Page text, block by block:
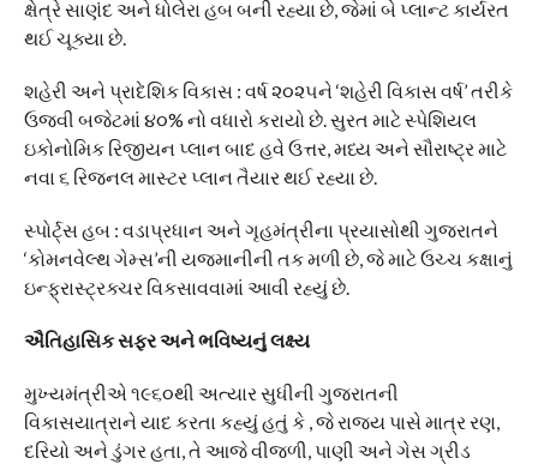
ક્ષેત્રે સાણંદ અને ધોલેરા હબ બની રહ્યા છે, જેમાં બે પ્લાન્ટ કાર્યરત
થઈ ચૂક્યા છે.
​શહેરી અને પ્રાદેશિક વિકાસ : વર્ષ ૨૦૨૫ને ‘શહેરી વિકાસ વર્ષ’ તરીકે
ઉજવી બજેટમાં ૪૦% નો વધારો કરાયો છે. સુરત માટે સ્પેશિયલ
ઇકોનોમિક રિજીયન પ્લાન બાદ હવે ઉત્તર, મધ્ય અને સૌરાષ્ટ્ર માટે
નવા ૬ રિજનલ માસ્ટર પ્લાન તૈયાર થઈ રહ્યા છે.
​સ્પોર્ટ્સ હબ : વડાપ્રધાન અને ગૃહમંત્રીના પ્રયાસોથી ગુજરાતને
‘કોમનવેલ્થ ગેમ્સ’ની યજમાનીની તક મળી છે, જે માટે ઉચ્ચ કક્ષાનું
ઇન્ફ્રાસ્ટ્રક્ચર વિકસાવવામાં આવી રહ્યું છે.
​ઐતિહાસિક સફર અને ભવિષ્યનું લક્ષ્ય
​મુખ્યમંત્રીએ ૧૯૬૦થી અત્યાર સુધીની ગુજરાતની
વિકાસયાત્રાને યાદ કરતા કહ્યું હતું કે , જે રાજ્ય પાસે માત્ર રણ,
દરિયો અને ડુંગર હતા, તે આજે વીજળી, પાણી અને ગેસ ગ્રીડ